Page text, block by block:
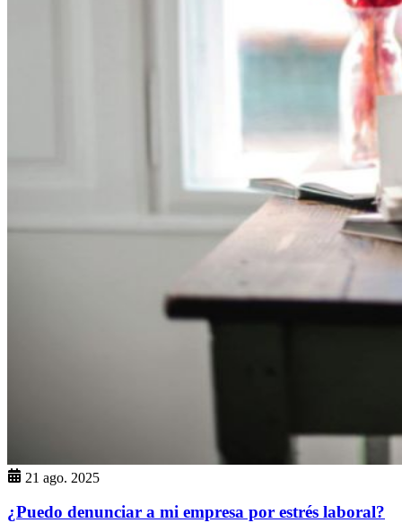
21 ago. 2025
¿Puedo denunciar a mi empresa por estrés laboral?